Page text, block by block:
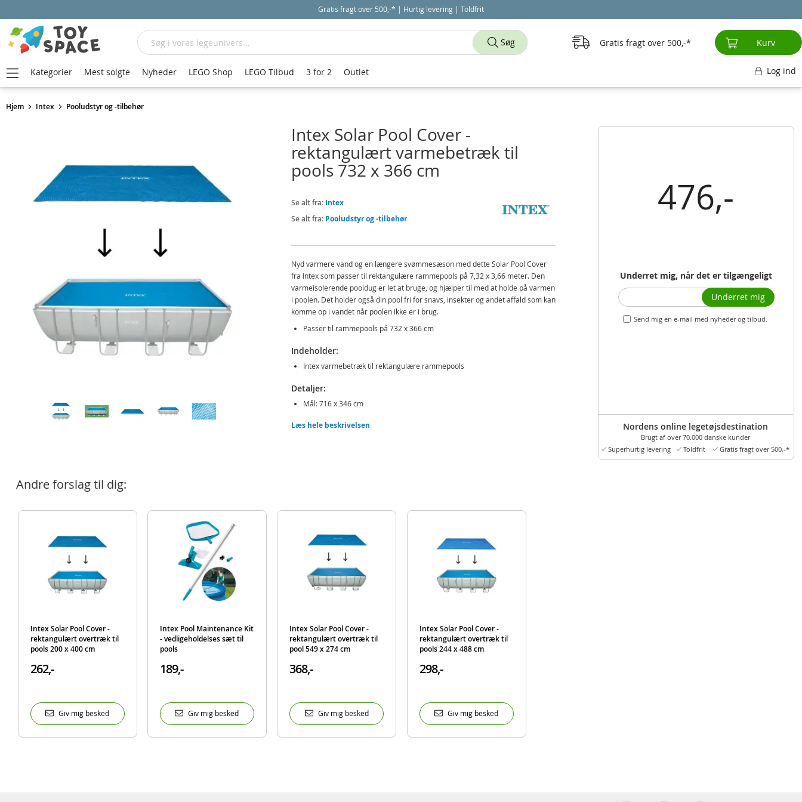
Gratis fragt over 500,-* | Hurtig levering | Toldfrit
Hjem Intex Pooludstyr og -tilbehør
476,-
Underret mig, når det er tilgængeligt
Send mig en e-mail med nyheder og tilbud.
Underret mig
Nordens online legetøjsdestination
Brugt af over 70.000 danske kunder
Superhurtig levering
Toldfrit Gratis fragt over 500,-*
Intex Solar Pool Cover -
rektangulært varmebetræk til
pools 732 x 366 cm
Se alt fra: Intex
Se alt fra: Pooludstyr og -tilbehør
Nyd varmere vand og en længere svømmesæson med dette Solar Pool Cover
fra Intex som passer til rektangulære rammepools på 7,32 x 3,66 meter. Den
varmeisolerende pooldug er let at bruge, og hjælper til med at holde på varmen
i poolen. Det holder også din pool fri for snavs, insekter og andet affald som kan
komme op i vandet når poolen ikke er i brug.
Passer til rammepools på 732 x 366 cm
Indeholder:
Intex varmebetræk til rektangulære rammepools
Detaljer:
Mål: 716 x 346 cm
Læs hele beskrivelsen
Andre forslag til dig:
Intex Solar Pool Cover -
rektangulært overtræk til
pools 200 x 400 cm
262,-
Giv mig besked
Intex Pool Maintenance Kit
- vedligeholdelses sæt til
pools
189,-
Giv mig besked
Intex Solar Pool Cover -
rektangulært overtræk til
pool 549 x 274 cm
368,-
Giv mig besked
Intex Solar Pool Cover -
rektangulært overtræk til
pools 244 x 488 cm
298,-
Giv mig besked
Søg
Søg Gratis fragt over 500,- Kurv
Kategorier Mest solgte Nyheder LEGO Shop LEGO Tilbud 3 for 2 Outlet Log ind